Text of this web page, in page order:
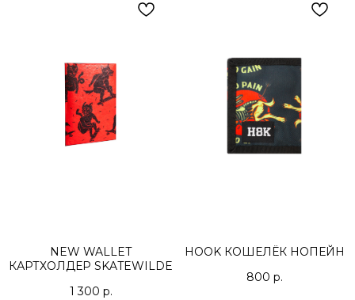
NEW WALLET
КАРТХОЛДЕР SKATEWILDE
1 300 р.
HOOK КОШЕЛЁК НОПЕЙН
800 р.